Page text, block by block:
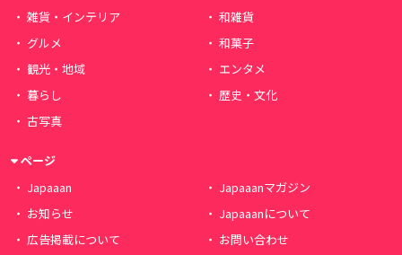
雑貨・インテリア
和雑貨
グルメ
和菓子
観光・地域
エンタメ
暮らし
歴史・文化
古写真
ページ
Japaaan
Japaaanマガジン
お知らせ
Japaaanについて
広告掲載について
お問い合わせ